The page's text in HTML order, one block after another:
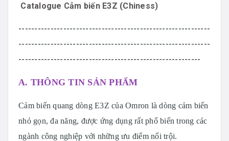
Catalogue Cảm biến E3Z (Chiness)
------------------------------------------------------------
------------------------------------------------------------
---------------------------------------------------------
A. THÔNG TIN SẢN PHẨM
Cảm biến quang dòng E3Z của Omron là dòng cảm biến
nhỏ gọn, đa năng, được ứng dụng rất phổ biến trong các
ngành công nghiệp với những ưu điểm nổi trội.